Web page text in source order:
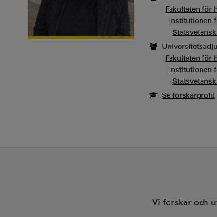
Fakulteten för
Institutionen
Fakulteten för
Institutionen
Se forskarprofil
Vi forskar och